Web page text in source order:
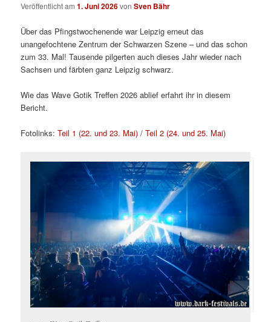
Veröffentlicht am1. Juni 2026vonSven Bähr
Über das Pfingstwochenende war Leipzig erneut das
unangefochtene Zentrum der Schwarzen Szene – und das schon
zum 33. Mal! Tausende pilgerten auch dieses Jahr wieder nach
Sachsen und färbten ganz Leipzig schwarz.
Wie das Wave Gotik Treffen 2026 ablief erfahrt ihr in diesem
Bericht.
Fotolinks:Teil 1 (22. und 23. Mai) /Teil 2 (24. und 25. Mai)